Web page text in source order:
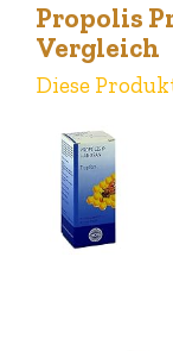
Propolis
Vergleich
Diese